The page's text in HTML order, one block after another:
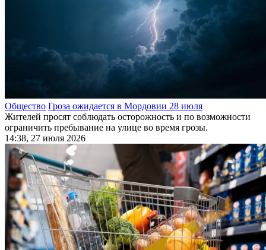
Общество Гроза ожидается в Мордовии 28 июля
Жителей просят соблюдать осторожность и по возможности
ограничить пребывание на улице во время грозы.
14:38, 27 июля 2026